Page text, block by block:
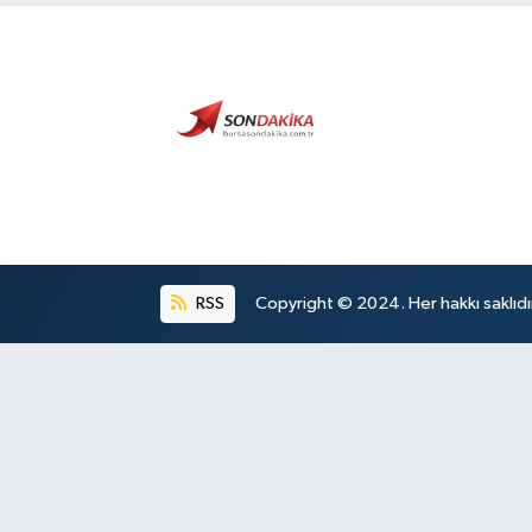
RSS Copyright © 2024. Her hakkı